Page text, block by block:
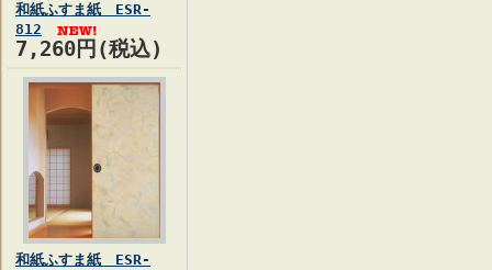
和紙ふすま紙 ESR-
812
7,260円(税込)
和紙ふすま紙 ESR-